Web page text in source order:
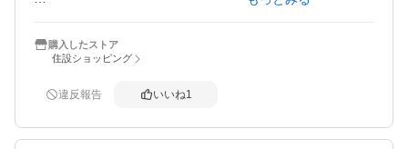
購入したストア
住設ショッピング
違反報告 いいね1